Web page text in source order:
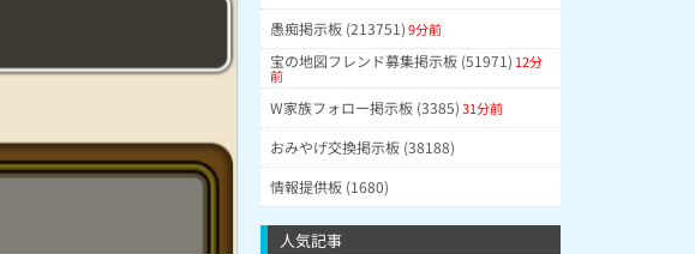
愚痴掲示板 (213751)9分前
宝の地図フレンド募集掲示板 (51971) 12分
前
W家族フォロー掲示板 (3385)31分前
おみやげ交換掲示板 (38188)
情報提供板 (1680)
人気記事